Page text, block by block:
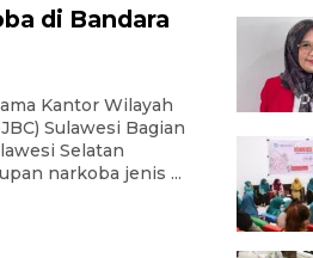
di Bandara
Kantor Wilayah
Sulawesi Bagian
Selatan
narkoba jenis ...